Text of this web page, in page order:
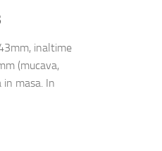
inaltime
(mucava,
masa. In